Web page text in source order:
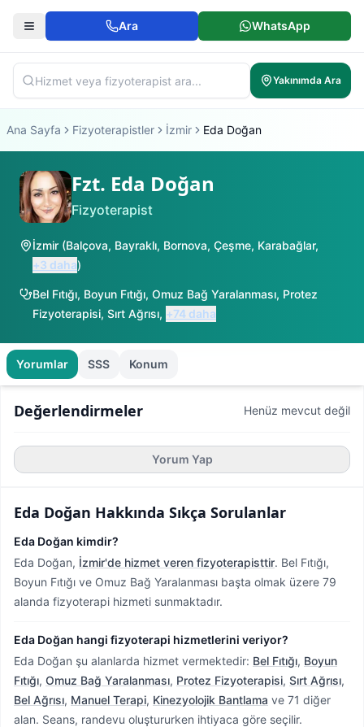
Ara WhatsApp
Yakınımda Ara
Ana Sayfa Fizyoterapistler İzmir Eda Doğan
Fzt. Eda Doğan
Fizyoterapist
İzmir (Balçova, Bayraklı, Bornova, Çeşme, Karabağlar,
+3 daha)
Bel Fıtığı, Boyun Fıtığı, Omuz Bağ Yaralanması, Protez
Fizyoterapisi, Sırt Ağrısı, +74 daha
Yorumlar SSS Konum
Değerlendirmeler Henüz mevcut değil
Yorum Yap
Eda Doğan Hakkında Sıkça Sorulanlar
Eda Doğan kimdir?
Eda Doğan, İzmir'de hizmet veren fizyoterapisttir. Bel Fıtığı,
Boyun Fıtığı ve Omuz Bağ Yaralanması başta olmak üzere 79
alanda fizyoterapi hizmeti sunmaktadır.
Eda Doğan hangi fizyoterapi hizmetlerini veriyor?
Eda Doğan şu alanlarda hizmet vermektedir: Bel Fıtığı, Boyun
Fıtığı, Omuz Bağ Yaralanması, Protez Fizyoterapisi, Sırt Ağrısı,
Bel Ağrısı, Manuel Terapi, Kinezyolojik Bantlama ve 71 diğer
alan. Seans, randevu oluştururken ihtiyaca göre seçilir.